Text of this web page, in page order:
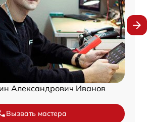
Александрович Иванов
Вызвать мастера